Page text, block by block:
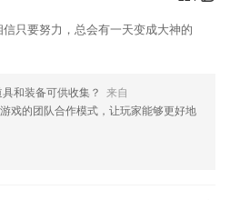
只要努力，总会有一天变成大神的
和装备可供收集？ 来自
戏的团队合作模式，让玩家能够更好地